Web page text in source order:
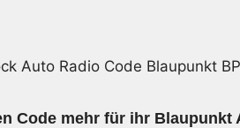
Auto Radio Code Blaupunkt
Code mehr für ihr